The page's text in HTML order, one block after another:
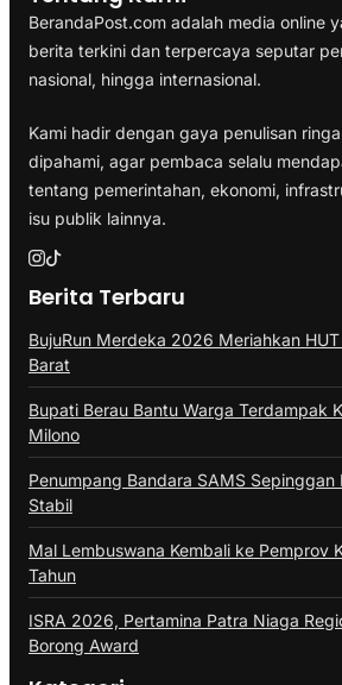
BerandaPost.com adalah media online
berita terkini dan terpercaya seputar
nasional, hingga internasional.
Kami hadir dengan gaya penulisan
dipahami, agar pembaca selalu
tentang pemerintahan, ekonomi,
isu publik lainnya.
Berita Terbaru
BujuRun Merdeka 2026 Meriahkan
Barat
Bupati Berau Bantu Warga Terdampak
Milono
Penumpang Bandara SAMS Sepinggan
Stabil
Mal Lembuswana Kembali ke Pemprov
Tahun
ISRA 2026, Pertamina Patra Niaga
Borong Award